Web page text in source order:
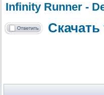
Infinity Runner -
Скачать